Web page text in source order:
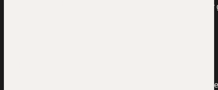
dich runter
Mal kommt eine Anfrage über die Website rein, mal